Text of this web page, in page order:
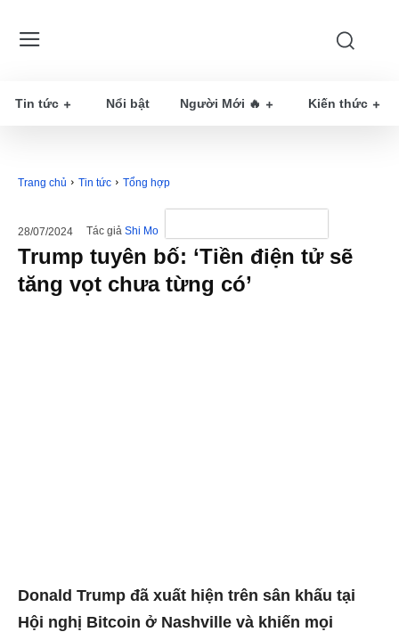
Tin tức Nổi bật Người Mới 🔥 Kiến thức
Trang chủ Tin tức Tổng hợp
28/07/2024 Tác giả Shi Mo
Trump tuyên bố: ‘Tiền điện tử sẽ
tăng vọt chưa từng có’
Donald Trump đã xuất hiện trên sân khấu tại
Hội nghị Bitcoin ở Nashville và khiến mọi